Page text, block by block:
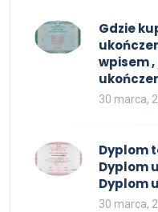
Gdzie
wpisem
30 marca,
Dyplom
Dyplom
Dyplom
30 marca,